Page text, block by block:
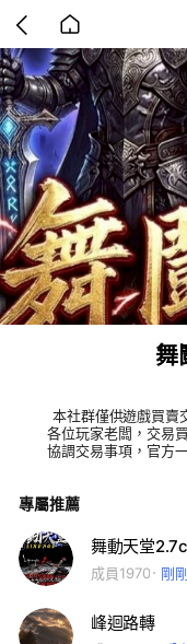
back
to
home
舞
本社群僅供遊戲買賣
各位玩家老闆，交易
協調交易事項，官方
將詐騙或廣告號踢出
社群
專屬推薦
舞動天堂
成員1970 剛剛
峰迴路轉